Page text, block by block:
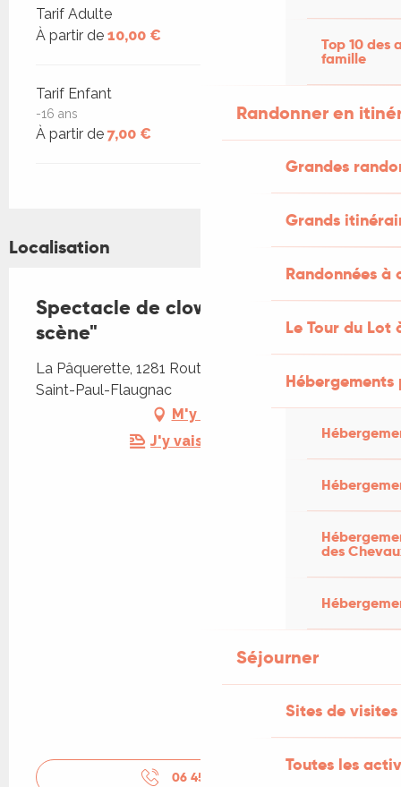
Top 10 des
famille
Randonner en
Grandes
Grands
Randonnées
Le Tour du Lot
des
Séjourner
Sites de visites
Toutes les
Tarifs 2026
Tarif Adulte
À partir de 10,00 €
Tarif Enfant
-16 ans
À partir de 7,00 €
Localisation
Spectacle de clown "Flop en
scène"
La Pâquerette, 1281 Route de Peyregrand, 46170
Saint-Paul-Flaugnac
M'y rendre
J'y vais en train !
06 45 19 15